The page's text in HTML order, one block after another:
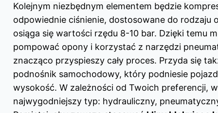
Kolejnym niezbędnym elementem będzie
odpowiednie ciśnienie, dostosowane do rodzaju
osiąga się wartości rzędu 8-10 bar. Dzięki temu
pompować opony i korzystać z narzędzi
znacząco przyspieszy cały proces. Przyda się
podnośnik samochodowy, który podniesie
wysokość. W zależności od Twoich preferencji,
najwygodniejszy typ: hydrauliczny,